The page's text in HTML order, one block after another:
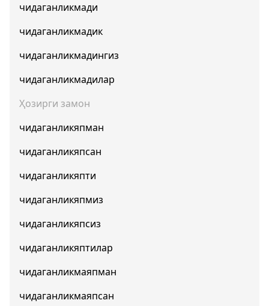
чидаганликмади
чидаганликмадик
чидаганликмадингиз
чидаганликмадилар
Ҳозирги замон
чидаганликяпман
чидаганликяпсан
чидаганликяпти
чидаганликяпмиз
чидаганликяпсиз
чидаганликяптилар
чидаганликмаяпман
чидаганликмаяпсан